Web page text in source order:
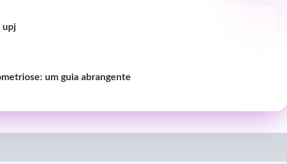
upj
um guia abrangente